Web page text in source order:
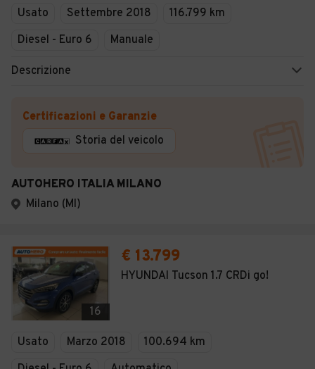
Usato Settembre 2018
116.799 km
Diesel - Euro 6
Manuale
Descrizione
Certificazioni e Garanzie
Storia del veicolo
AUTOHERO ITALIA MILANO
Milano (MI)
16
€ 13.799
HYUNDAI Tucson 1.7 CRDi go!
Usato Marzo 2018
100.694 km